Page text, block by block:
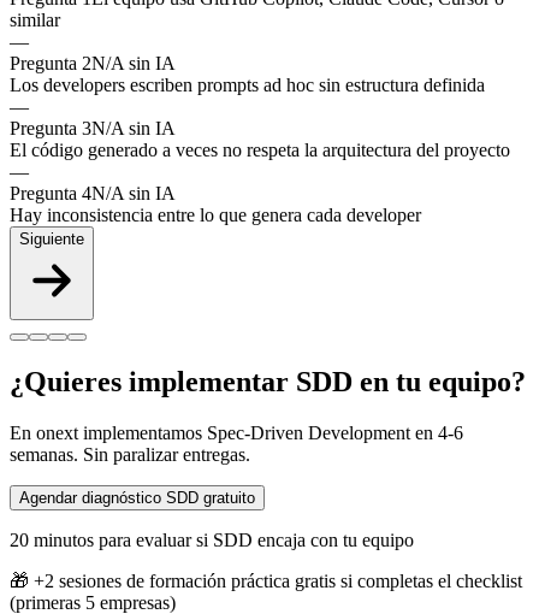
similar
—
Pregunta 2N/A sin IA
Los developers escriben prompts ad hoc sin estructura definida
—
Pregunta 3N/A sin IA
El código generado a veces no respeta la arquitectura del proyecto
—
Pregunta 4N/A sin IA
Hay inconsistencia entre lo que genera cada developer
Siguiente
¿Quieres implementar SDD en tu equipo?
En onext implementamos Spec-Driven Development en 4-6
semanas. Sin paralizar entregas.
Agendar diagnóstico SDD gratuito
20 minutos para evaluar si SDD encaja con tu equipo
🎁 +2 sesiones de formación práctica gratis si completas el checklist
(primeras 5 empresas)